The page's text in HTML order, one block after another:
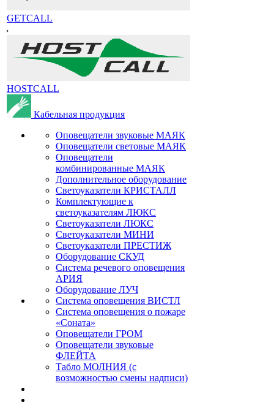
GETCALL
HOSTCALL
Кабельная продукция
Оповещатели звуковые МАЯК
Оповещатели световые МАЯК
Оповещатели
комбинированные МАЯК
Дополнительное оборудование
Светоуказатели КРИСТАЛЛ
Комплектующие к
светоуказателям ЛЮКС
Светоуказатели ЛЮКС
Светоуказатели МИНИ
Светоуказатели ПРЕСТИЖ
Оборудование СКУД
Система речевого оповещения
АРИЯ
Оборудование ЛУЧ
Система оповещения ВИСТЛ
Система оповещения о пожаре
«Соната»
Оповещатели ГРОМ
Оповещатели звуковые
ФЛЕЙТА
Табло МОЛНИЯ (с
возможностью смены надписи)